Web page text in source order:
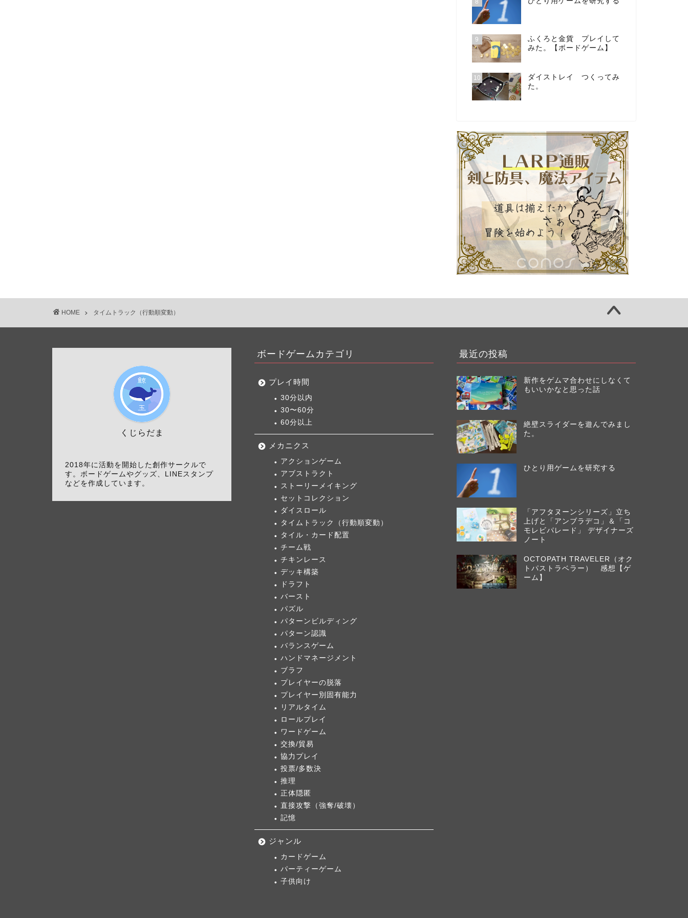
8
9
ふくろと金貨 プレイして
みた。【ボードゲーム】
10
ダイストレイ つくってみ
た。
HOME タイムトラック（行動順変動）
くじらだま
2018年に活動を開始した創作サークルで
す。ボードゲームやグッズ、LINEスタンプ
などを作成しています。
ボードゲームカテゴリ
プレイ時間
30分以内
30〜60分
60分以上
メカニクス
アクションゲーム
アブストラクト
ストーリーメイキング
セットコレクション
ダイスロール
タイムトラック（行動順変動）
タイル・カード配置
チーム戦
チキンレース
デッキ構築
ドラフト
バースト
パズル
パターンビルディング
パターン認識
バランスゲーム
ハンドマネージメント
ブラフ
プレイヤーの脱落
プレイヤー別固有能力
リアルタイム
ロールプレイ
ワードゲーム
交換/貿易
協力プレイ
投票/多数決
推理
正体隠匿
直接攻撃（強奪/破壊）
記憶
ジャンル
カードゲーム
パーティーゲーム
子供向け
最近の投稿
新作をゲムマ合わせにしなくて
もいいかなと思った話
絶壁スライダーを遊んでみまし
た。
ひとり用ゲームを研究する
「アフタヌーンシリーズ」立ち
上げと「アンブラデコ」＆「コ
モレビパレード」 デザイナーズ
ノート
OCTOPATH TRAVELER（オク
トパストラベラー） 感想【ゲ
ーム】